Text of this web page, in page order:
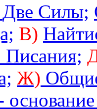
Две Силы;
В)
Писания;
Ж)